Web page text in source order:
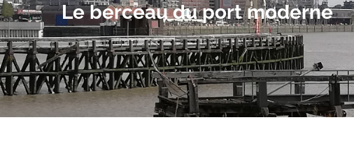
Le berceau du port moderne